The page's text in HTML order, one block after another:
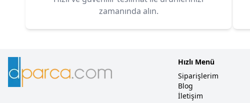
zamanında alın.
Hızlı Menü
Siparişlerim
Blog
İletişim